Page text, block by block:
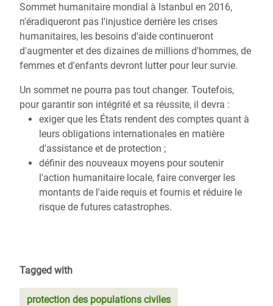
Sommet humanitaire mondial à Istanbul en 2016,
n'éradiqueront pas l'injustice derrière les crises
humanitaires, les besoins d'aide continueront
d'augmenter et des dizaines de millions d'hommes, de
femmes et d'enfants devront lutter pour leur survie.
Un sommet ne pourra pas tout changer. Toutefois,
pour garantir son intégrité et sa réussite, il devra :
exiger que les États rendent des comptes quant à
leurs obligations internationales en matière
d'assistance et de protection ;
définir des nouveaux moyens pour soutenir
l'action humanitaire locale, faire converger les
montants de l'aide requis et fournis et réduire le
risque de futures catastrophes.
Tagged with
protection des populations civiles